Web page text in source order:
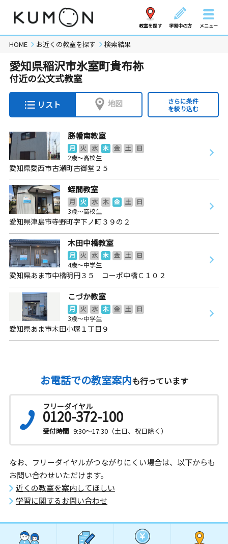
教室を探す 学習中の方 メニュー
HOME お近くの教室を探す 検索結果
愛知県稲沢市氷室町貴布祢
付近の公文式教室
リスト 地図
さらに条件
を絞り込む
勝幡南教室
月 火 水 木 金 土
日
2歳～高校生
愛知県愛西市古瀬町古御堂２５
蛭間教室
月 火 水 木 金 土
日
3歳～高校生
愛知県津島市寺野町字下ノ町３９の２
木田中橋教室
月 火 水 木 金 土
日
4歳～中学生
愛知県あま市中橋明円３５ コーポ中橋Ｃ１０２
こづか教室
月 火 水 木 金 土
日
3歳～中学生
愛知県あま市木田小塚１丁目９
お電話での教室案内も行っています
フリーダイヤル
0120-372-100
受付時間 9:30～17:30（土日、祝日除く）
なお、フリーダイヤルがつながりにくい場合は、以下からも
お問い合わせいただけます。
近くの教室を案内してほしい
学習に関するお問い合わせ